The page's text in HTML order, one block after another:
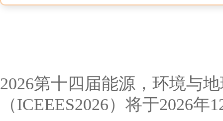
2026第十四届能源，环境与
（ICEEES2026）将于2026